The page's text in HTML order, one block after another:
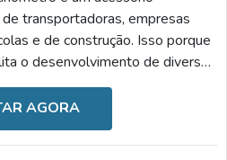
transportadoras, empresas
e de construção. Isso porque
o desenvolvimento de diversas
VANTAGENS DO APARELHOÉ
pode ser utilizado em
ao bom posicionamento de
Além desses fatores, o
AGORA